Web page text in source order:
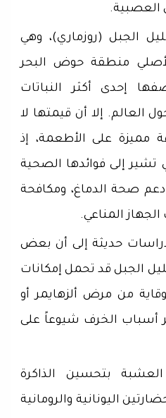
العصبية.
الجبل (روزماري)، وهي
منطقة حوض البحر
إحدى أكثر النباتات
العالم. إلا أن قيمتها لا
مميزة على الأطعمة، إذ
تشير إلى فوائدها الصحية
صحة الدماغ، ومكافحة
الجهاز المناعي.
حديثة إلى أن بعض
الجبل قد تحمل إمكانات
من مرض ألزهايمر أو
أسباب الخرف شيوعاً على
بتحسين الذاكرة
اليونانية والرومانية